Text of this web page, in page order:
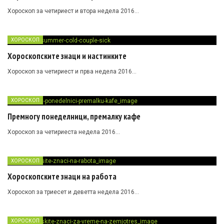
Хороскоп за четириест и втора недела 2016…
ХОРОСКОП
Хороскопските знаци и настинките
Хороскоп за четириест и прва недела 2016…
ХОРОСКОП
Премногу понеделници, премалку кафе
Хороскоп за четириеста недела 2016…
ХОРОСКОП
Хороскопските знаци на работа
Хороскоп за триесет и деветта недела 2016…
ХОРОСКОП